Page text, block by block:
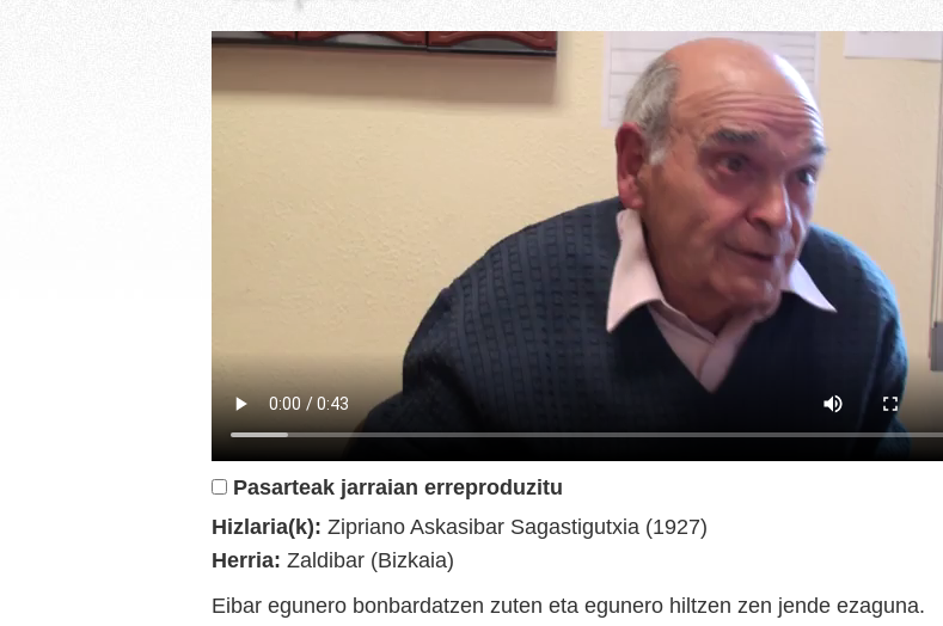
Pasarteak jarraian erreproduzitu
Hizlaria(k): Zipriano Askasibar Sagastigutxia (1927)
Herria: Zaldibar (Bizkaia)
Eibar egunero bonbardatzen zuten eta egunero hiltzen zen jende ezaguna.